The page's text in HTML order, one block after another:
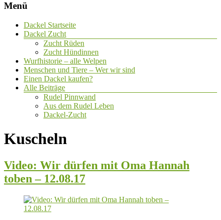
Menü
Dackel Startseite
Dackel Zucht
Zucht Rüden
Zucht Hündinnen
Wurfhistorie – alle Welpen
Menschen und Tiere – Wer wir sind
Einen Dackel kaufen?
Alle Beiträge
Rudel Pinnwand
Aus dem Rudel Leben
Dackel-Zucht
Kuscheln
Video: Wir dürfen mit Oma Hannah
toben – 12.08.17